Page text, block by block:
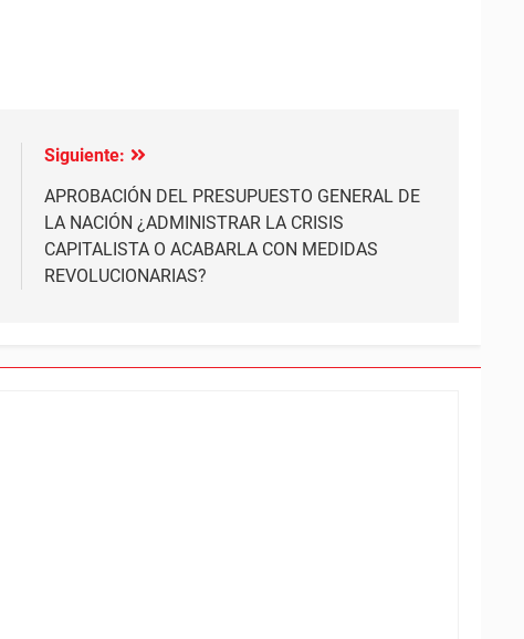
Siguiente:
APROBACIÓN DEL PRESUPUESTO GENERAL DE
LA NACIÓN ¿ADMINISTRAR LA CRISIS
CAPITALISTA O ACABARLA CON MEDIDAS
REVOLUCIONARIAS?